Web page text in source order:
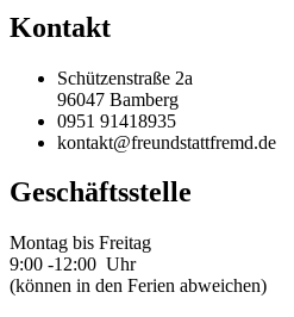
Kontakt
Schützenstraße 2a
96047 Bamberg
0951 91418935
kontakt@freundstattfremd.de
Geschäftsstelle
Montag bis Freitag
9:00 -12:00 Uhr
(können in den Ferien abweichen)